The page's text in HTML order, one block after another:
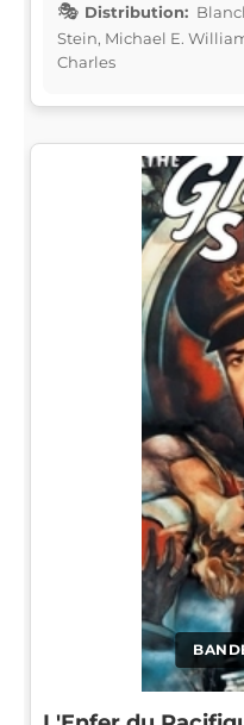
Distribution:
Stein, Michael E.
Charles